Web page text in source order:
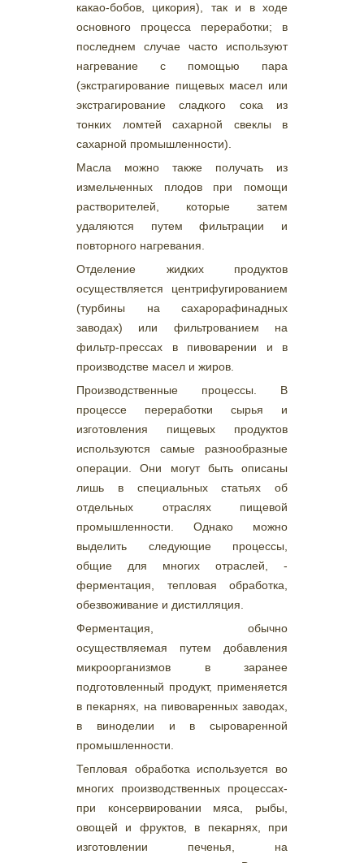
какао-бобов, цикория), так и в ходе
основного процесса переработки; в
последнем случае часто используют
нагревание с помощью пара
(экстрагирование пищевых масел или
экстрагирование сладкого сока из
тонких ломтей сахарной свеклы в
сахарной промышленности).
Масла можно также получать из
измельченных плодов при помощи
растворителей, которые затем
удаляются путем фильтрации и
повторного нагревания.
Отделение жидких продуктов
осуществляется центрифугированием
(турбины на сахарорафинадных
заводах) или фильтрованием на
фильтр-прессах в пивоварении и в
производстве масел и жиров.
Производственные процессы. В
процессе переработки сырья и
изготовления пищевых продуктов
используются самые разнообразные
операции. Они могут быть описаны
лишь в специальных статьях об
отдельных отраслях пищевой
промышленности. Однако можно
выделить следующие процессы,
общие для многих отраслей, -
ферментация, тепловая обработка,
обезвоживание и дистилляция.
Ферментация, обычно
осуществляемая путем добавления
микроорганизмов в заранее
подготовленный продукт, применяется
в пекарнях, на пивоваренных заводах,
в виноделии и в сыроваренной
промышленности.
Тепловая обработка используется во
многих производственных процессах-
при консервировании мяса, рыбы,
овощей и фруктов, в пекарнях, при
изготовлении печенья, на